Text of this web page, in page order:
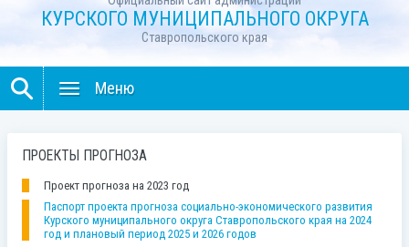
КУРСКОГО МУНИЦИПАЛЬНОГО ОКРУГА
Ставропольского края
Меню
ПРОЕКТЫ ПРОГНОЗА
Проект прогноза на 2023 год
Паспорт проекта прогноза социально-экономического развития
Курского муниципального округа Ставропольского края на 2024
год и плановый период 2025 и 2026 годов